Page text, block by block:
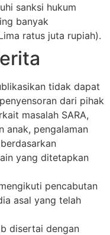
sanksi hukum
banyak
ratus juta rupiah).
tidak dapat
dari pihak
masalah SARA,
anak, pengalaman
yang ditetapkan
pencabutan
asal yang telah
disertai dengan